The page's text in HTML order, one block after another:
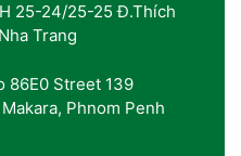
25-24/25-25 Đ.Thích
Trang
86E0 Street 139
Phnom Penh